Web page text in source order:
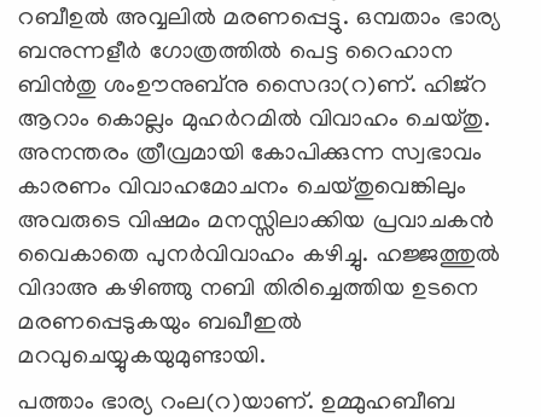
റബീഉല്‍ അവ്വലില്‍ മരണപ്പെട്ടു. ഒമ്പതാം ഭാര്യ
ബനുന്നളീര്‍ ഗോത്രത്തില്‍ പെട്ട റൈഹാന
ബിന്‍തു ശംഊനുബ്‌നു സൈദാ(റ)ണ്. ഹിജ്‌റ
ആറാം കൊല്ലം മുഹര്‍റമില്‍ വിവാഹം ചെയ്തു.
അനന്തരം ത്രീവ്രമായി കോപിക്കുന്ന സ്വഭാവം
കാരണം വിവാഹമോചനം ചെയ്തുവെങ്കിലും
അവരുടെ വിഷമം മനസ്സിലാക്കിയ പ്രവാചകന്‍
വൈകാതെ പുനര്‍വിവാഹം കഴിച്ചു. ഹജ്ജത്തുല്‍
വിദാഅ കഴിഞ്ഞു നബി തിരിച്ചെത്തിയ ഉടനെ
മരണപ്പെടുകയും ബഖീഇല്‍
മറവുചെയ്യുകയുമുണ്ടായി.
പത്താം ഭാര്യ റംല(റ)യാണ്. ഉമ്മുഹബീബ